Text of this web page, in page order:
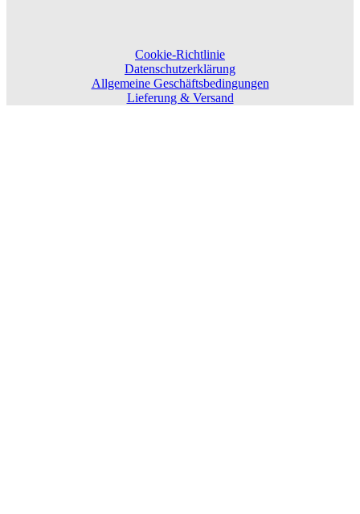
Cookie-Richtlinie
Datenschutzerklärung
Allgemeine Geschäftsbedingungen
Lieferung & Versand